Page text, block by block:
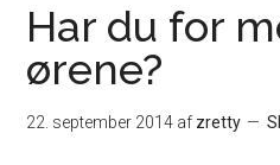
Har du for
ørene?
22. september 2014 af zretty